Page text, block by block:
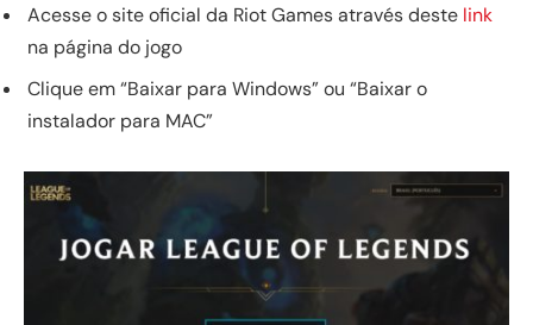
Acesse o site oficial da Riot Games através deste link
na página do jogo
Clique em “Baixar para Windows” ou “Baixar o
instalador para MAC”